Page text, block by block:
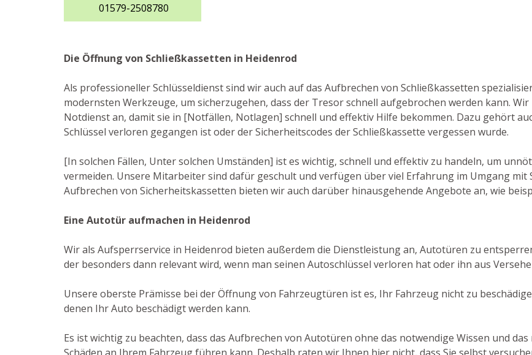
01579-2508780
Die Öffnung von Schließkassetten in Heidenrod
Als professioneller Schlüsseldienst sind wir auch auf das Aufbrechen von Schließkassetten
modernsten Werkzeuge, um sicherzugehen, dass der Tresor schnell aufgebrochen werden kann.
Notdienst an, damit sie in [Notfällen, Notlagen] schnell und effektiv Hilfe bekommen. Dazu gehört
Schlüssel verloren gegangen ist oder der Sicherheitscodes der Schließkassette vergessen wurde.
[In solchen Fällen, Unter solchen Umständen] ist es wichtig, schnell und effektiv zu handeln, um
vermeiden. Unsere Mitarbeiter sind dafür geschult und verfügen über viel Erfahrung im Umgang mit
Aufbrechen von Sicherheitskassetten bieten wir auch darüber hinausgehende Angebote an, wie
Eine Autotür aufmachen in Heidenrod
Wir als Aufsperrservice in Heidenrod bieten außerdem die Dienstleistung an, Autotüren zu
der besonders dann relevant wird, wenn man seinen Autoschlüssel verloren hat oder ihn aus
Unsere oberste Prämisse bei der Öffnung von Fahrzeugtüren ist es, Ihr Fahrzeug nicht zu
denen Ihr Auto beschädigt werden kann.
Es ist wichtig zu beachten, dass das Aufbrechen von Autotüren ohne das notwendige Wissen und